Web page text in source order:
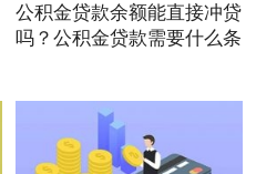
公积金贷款余额能直接冲贷
吗？公积金贷款需要什么条